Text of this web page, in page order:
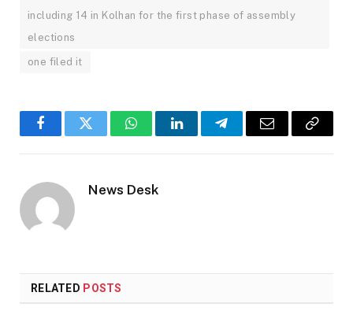
including 14 in Kolhan for the first phase of assembly
elections
one filed it
FacebookTwitter WhatsAppLinkedInTelegramEmail
Copy
News Desk
RELATED POSTS